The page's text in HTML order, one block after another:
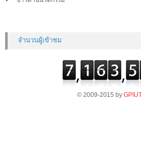
จำนวนผู้เข้าชม
© 2009-2015 by